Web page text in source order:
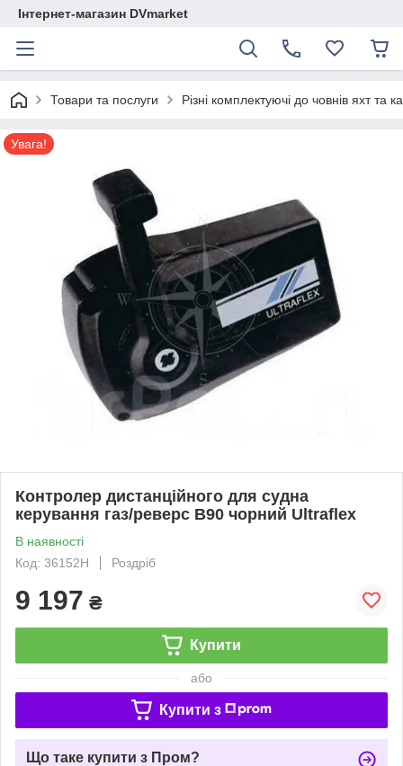
Інтернет-магазин DVmarket
Товари та послуги Різні комплектуючі до човнів яхт та
Увага!
Контролер дистанційного для судна
керування газ/реверс B90 чорний Ultraflex
В наявності
Код: 36152H
Роздріб
9 197 ₴
Купити
або
Купити з
Що таке купити з Пром?